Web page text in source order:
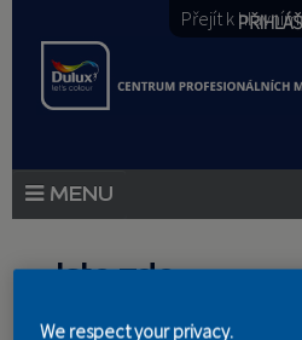
Přejít k
Jste zde
We respect your privacy.